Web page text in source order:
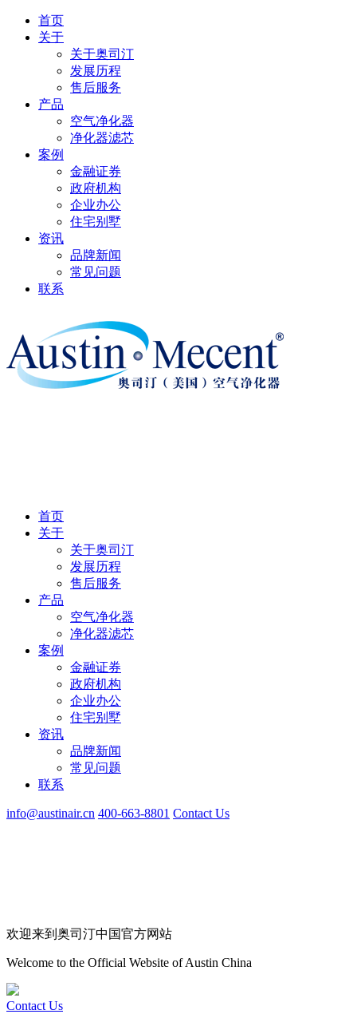
首页
关于
关于奥司汀
发展历程
售后服务
产品
空气净化器
净化器滤芯
案例
金融证券
政府机构
企业办公
住宅别墅
资讯
品牌新闻
常见问题
联系
首页
关于
关于奥司汀
发展历程
售后服务
产品
空气净化器
净化器滤芯
案例
金融证券
政府机构
企业办公
住宅别墅
资讯
品牌新闻
常见问题
联系
info@austinair.cn 400-663-8801 Contact Us
欢迎来到奥司汀中国官方网站
Welcome to the Official Website of Austin China
Contact Us